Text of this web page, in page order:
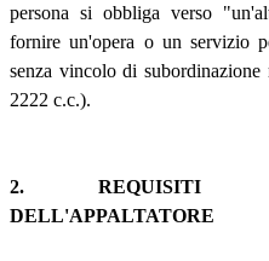
persona si obbliga verso
fornire un'opera o un servizio
senza vincolo di
2222 c.c.).
2. REQUISITI
DELL'APPALTATORE